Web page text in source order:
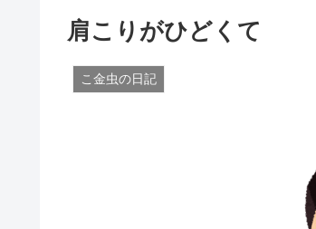
肩こりがひどくて
こ金虫の日記